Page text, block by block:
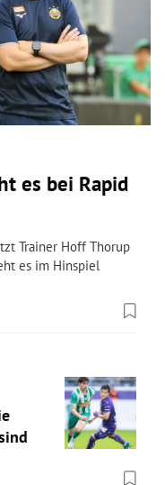
es bei Rapid
Trainer Hoff Thorup
es im Hinspiel